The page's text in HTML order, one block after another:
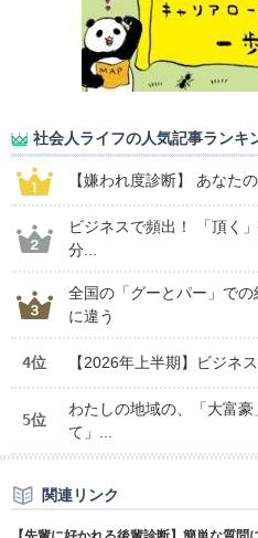
社会人ライフの人気記事ランキ
【嫌われ度診断】 あなた
ビジネスで頻出！ 「頂く
分...
全国の「グーとパー」で
に違う
4位 【2026年上半期】ビジネ
5位
わたしの地域の、「大富
て」...
関連リンク